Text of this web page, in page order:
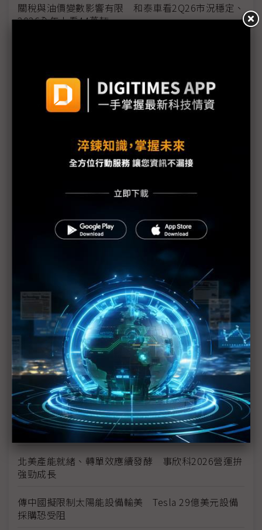
關稅與油價變數影響有限 和泰車看2Q26市況穩定、
2026全年上看44萬輛
台廠踴躍發放股利並調高薪資 人均GDP上看4.4萬美
美國非法關稅退款作業費時 蘋果預計3Q26才能領回
美國啟動川普關稅退款平台 進口商須自負申報正確
日產新款EV馬達重稀土用量減9成 大幅降低中國供
加速製造業回流 美國研議收緊汽車進口規則
美國海關將啟動退稅 陷酷寒邊界車業迎來小額續命
錢
全球需求放緩結構未變 高油價恐難持續
太陽誘電MLCC喊漲 村田成關鍵風向球、三星電機
伺機而動
Stellantis考慮重啟與東風汽車合作 在中國、歐洲共
同造車
北美產能就緒、轉單效應續發酵 事欣科2026營運拚
強勁成長
傳中國擬限制太陽能設備輸美 Tesla 29億美元設備
採購恐受阻